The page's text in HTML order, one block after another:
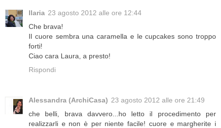
Ilaria 23 agosto 2012 alle ore 12:44
Che brava!
Il cuore sembra una caramella e le cupcakes sono troppo
forti!
Ciao cara Laura, a presto!
Rispondi
Alessandra (ArchiCasa) 23 agosto 2012 alle ore 21:49
che belli, brava davvero...ho letto il procedimento per
realizzarli e non è per niente facile! cuore e margherite i